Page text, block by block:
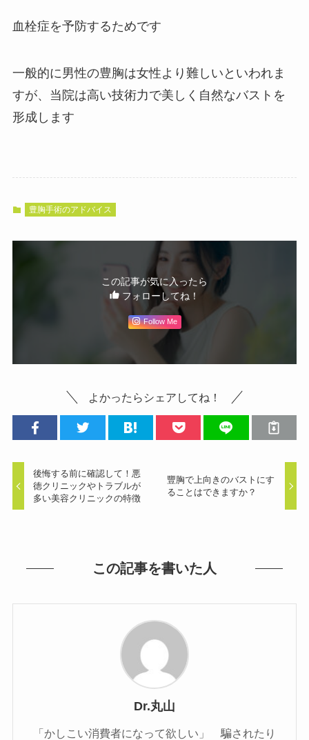
血栓症を予防するためです
一般的に男性の豊胸は女性より難しいといわれま
すが、当院は高い技術力で美しく自然なバストを
形成します
豊胸手術のアドバイス
この記事が気に入ったら
フォローしてね！
Follow Me
よかったらシェアしてね！
後悔する前に確認して！悪
徳クリニックやトラブルが
多い美容クリニックの特徴
豐胸で上向きのバストにす
ることはできますか？
この記事を書いた人
Dr.丸山
「かしこい消費者になって欲しい」 騙されたり